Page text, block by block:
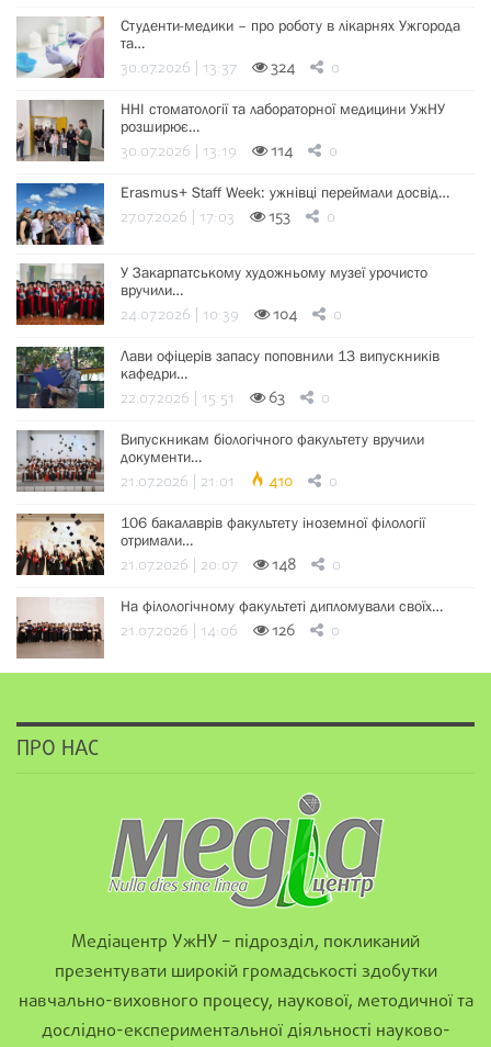
Студенти-медики – про роботу в лікарнях Ужгорода
та…
30.07.2026 | 13:37 324 0
ННІ стоматології та лабораторної медицини УжНУ
розширює…
30.07.2026 | 13:19 114 0
Erasmus+ Staff Week: ужнівці переймали досвід…
27.07.2026 | 17:03 153 0
У Закарпатському художньому музеї урочисто
вручили…
24.07.2026 | 10:39 104 0
Лави офіцерів запасу поповнили 13 випускників
кафедри…
22.07.2026 | 15:51 63 0
Випускникам біологічного факультету вручили
документи…
21.07.2026 | 21:01 410 0
106 бакалаврів факультету іноземної філології
отримали…
21.07.2026 | 20:07 148 0
На філологічному факультеті дипломували своїх…
21.07.2026 | 14:06 126 0
ПРО НАС
Медіацентр УжНУ – підрозділ, покликаний
презентувати широкій громадськості здобутки
навчально-виховного процесу, наукової, методичної та
дослідно-експериментальної діяльності науково-